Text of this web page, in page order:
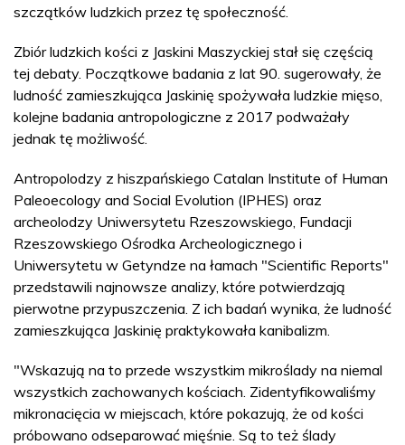
szczątków ludzkich przez tę społeczność.
Zbiór ludzkich kości z Jaskini Maszyckiej stał się częścią
tej debaty. Początkowe badania z lat 90. sugerowały, że
ludność zamieszkująca Jaskinię spożywała ludzkie mięso,
kolejne badania antropologiczne z 2017 podważały
jednak tę możliwość.
Antropolodzy z hiszpańskiego Catalan Institute of Human
Paleoecology and Social Evolution (IPHES) oraz
archeolodzy Uniwersytetu Rzeszowskiego, Fundacji
Rzeszowskiego Ośrodka Archeologicznego i
Uniwersytetu w Getyndze na łamach "Scientific Reports"
przedstawili najnowsze analizy, które potwierdzają
pierwotne przypuszczenia. Z ich badań wynika, że ludność
zamieszkująca Jaskinię praktykowała kanibalizm.
"Wskazują na to przede wszystkim mikroślady na niemal
wszystkich zachowanych kościach. Zidentyfikowaliśmy
mikronacięcia w miejscach, które pokazują, że od kości
próbowano odseparować mięśnie. Są to też ślady